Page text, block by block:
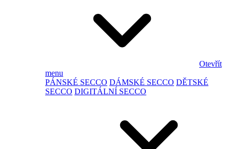
Otevřít
menu
PÁNSKÉ SECCO DÁMSKÉ SECCO DĚTSKÉ
SECCO DIGITÁLNÍ SECCO